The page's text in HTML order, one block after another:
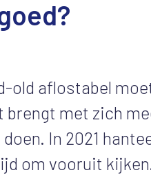
old aflostabel
met zich
In 2021
om vooruit